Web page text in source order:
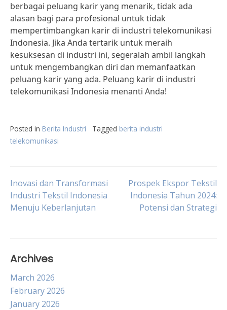
berbagai peluang karir yang menarik, tidak ada
alasan bagi para profesional untuk tidak
mempertimbangkan karir di industri telekomunikasi
Indonesia. Jika Anda tertarik untuk meraih
kesuksesan di industri ini, segeralah ambil langkah
untuk mengembangkan diri dan memanfaatkan
peluang karir yang ada. Peluang karir di industri
telekomunikasi Indonesia menanti Anda!
Posted in Berita Industri Tagged berita industri
telekomunikasi
Post
navigation
Inovasi dan Transformasi
Industri Tekstil Indonesia
Menuju Keberlanjutan
Prospek Ekspor Tekstil
Indonesia Tahun 2024:
Potensi dan Strategi
Archives
March 2026
February 2026
January 2026